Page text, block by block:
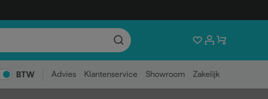
BTW Advies Klantenservice Showroom Zakelijk